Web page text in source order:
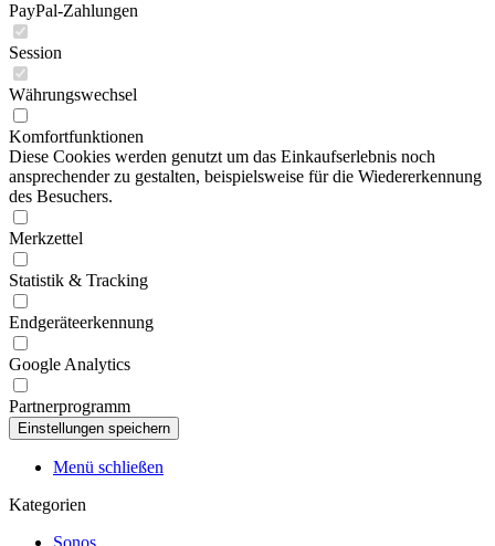
PayPal-Zahlungen
Session
Währungswechsel
Komfortfunktionen
Diese Cookies werden genutzt um das Einkaufserlebnis noch
ansprechender zu gestalten, beispielsweise für die Wiedererkennung
des Besuchers.
Merkzettel
Statistik & Tracking
Endgeräteerkennung
Google Analytics
Partnerprogramm
Menü schließen
Kategorien
Sonos